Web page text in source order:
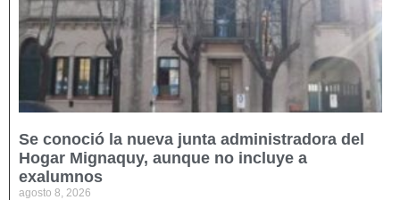
Se conoció la nueva junta administradora del
Hogar Mignaquy, aunque no incluye a
exalumnos
agosto 8, 2026